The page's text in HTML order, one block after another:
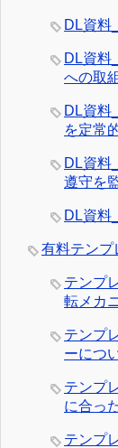
DL資料
DL資料
への取
DL資料
を定常
DL資料
遵守を
DL資料
有料テンプ
テンプ
転メカ
テンプ
ーにつ
テンプ
に合っ
テンプ